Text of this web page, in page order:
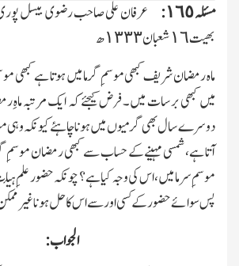
مسئلہ ١٦٥:
عرفان علی صاحب رضوی بیسل پوری
بھیت ١٦شعبان ١٣٣٣ھ
ماہ رمضان شریف کبھی موسمِ گرما میں ہوتا ہے کبھی
میں کبھی برسات میں۔ فرض کیجئے کہ ایك مرتبہ ماہِ
دوسرے سال بھی گرمیوں میں ہونا چاہئے کیونکہ وہی
آتا ہے، شمسی مہینے کے حساب سے کبھی رمضان موسمِ
موسمِ سرما میں، اس کی وجہ کیا ہے؟ چونکہ حضور علمِ
پس سوائے حضور کے کسی اور سے اس کاحل ہونا غیر
الجواب: